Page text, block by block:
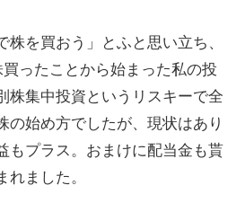
株を買おう」とふと思い立ち、
ったことから始まった私の投
株集中投資というリスキーで全
の始め方でしたが、現状はあり
もプラス。おまけに配当金も貰
れました。